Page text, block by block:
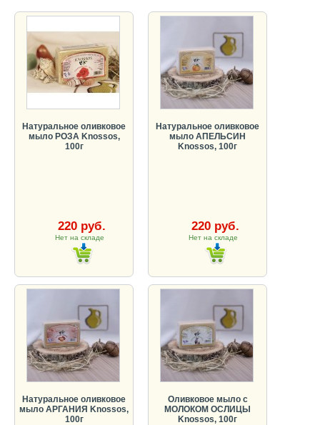
Натуральное оливковое
мыло РОЗА Knossos,
100г
220 руб.
Нет на складе
Натуральное оливковое
мыло АПЕЛЬСИН
Knossos, 100г
220 руб.
Нет на складе
Натуральное оливковое
мыло АРГАНИЯ Knossos,
100г
Оливковое мыло с
МОЛОКОМ ОСЛИЦЫ
Knossos, 100г